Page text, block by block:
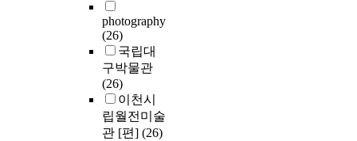
photography
(26)
국립대
구박물관
(26)
이천시
립월전미술
관 [편] (26)